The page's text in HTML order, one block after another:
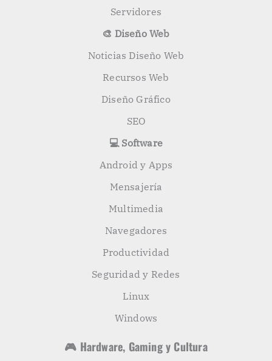
Servidores
🎨 Diseño Web
Noticias Diseño Web
Recursos Web
Diseño Gráfico
SEO
💻 Software
Android y Apps
Mensajería
Multimedia
Navegadores
Productividad
Seguridad y Redes
Linux
Windows
🎮 Hardware, Gaming y Cultura